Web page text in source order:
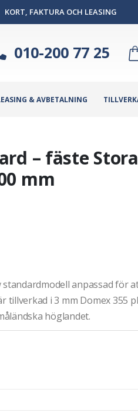
KORT, FAKTURA OCH LEASING
010-200 77 25
& AVBETALNING
– fäste Stora
mm
anpassad för
i 3 mm Domex 355
höglandet.